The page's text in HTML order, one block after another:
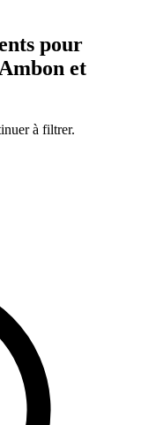
pour
et
à filtrer.